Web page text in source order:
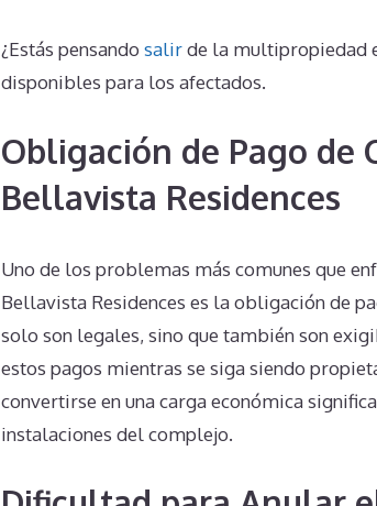
¿Estás pensando salirde la multipropiedad
disponibles para los afectados.
Obligación de Pago de
Bellavista Residences
Uno de los problemas más comunes que
Bellavista Residences es la obligación de
solo son legales, sino que también son
estos pagos mientras se siga siendo
convertirse en una carga económica
instalaciones del complejo.